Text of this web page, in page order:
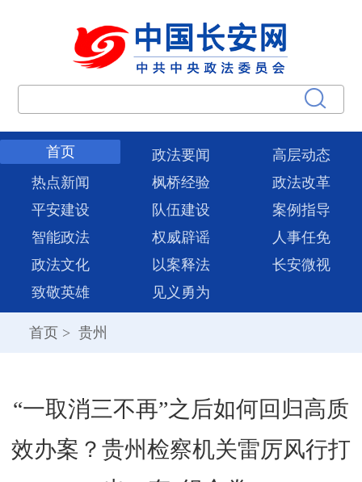
首页 政法要闻
高层动态
热点新闻
枫桥经验
政法改革
平安建设
队伍建设
案例指导
智能政法
权威辟谣
人事任免
政法文化
以案释法
长安微视
致敬英雄
见义勇为
首页 > 贵州
“一取消三不再”之后如何回归高质
效办案？贵州检察机关雷厉风行打